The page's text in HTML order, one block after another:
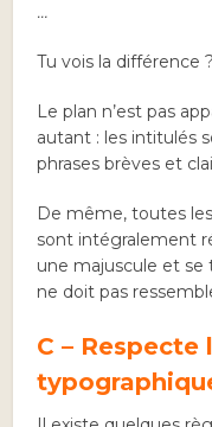
…
Tu vois la différence ?
Le plan n’est pas
autant : les intitulés
phrases brèves et
De même, toutes
sont intégralement
une majuscule et se
ne doit pas
C – Respecte